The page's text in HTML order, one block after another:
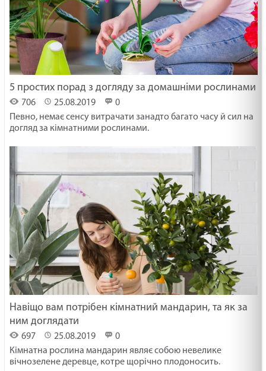
5 простих порад з догляду за домашніми рослинами
706 25.08.2019
0
Певно, немає сенсу витрачати занадто багато часу й сил на
догляд за кімнатними рослинами.
Навіщо вам потрібен кімнатний мандарин, та як за
ним доглядати
697 25.08.2019
0
Кімнатна рослина мандарин являє собою невелике
вічнозелене деревце, котре щорічно плодоносить.